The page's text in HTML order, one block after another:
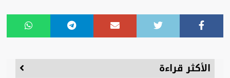
الأكثر قراءة